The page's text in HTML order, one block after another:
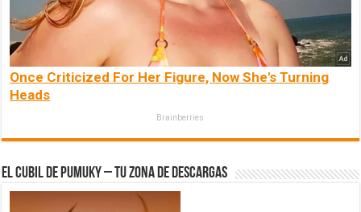
Once Criticized For Her Figure, Now She's Turning
Heads
Brainberries
El Cubil de Pumuky – Tu zona de Descargas